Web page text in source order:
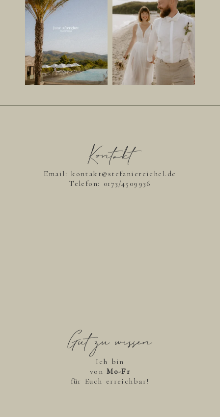
149 212 23
Kontakt
Email: kontakt@stefaniereichel.de
Telefon: 0173/4509936
Gut zu wissen
Ich bin
vonMo-Fr
für Euch erreichbar!